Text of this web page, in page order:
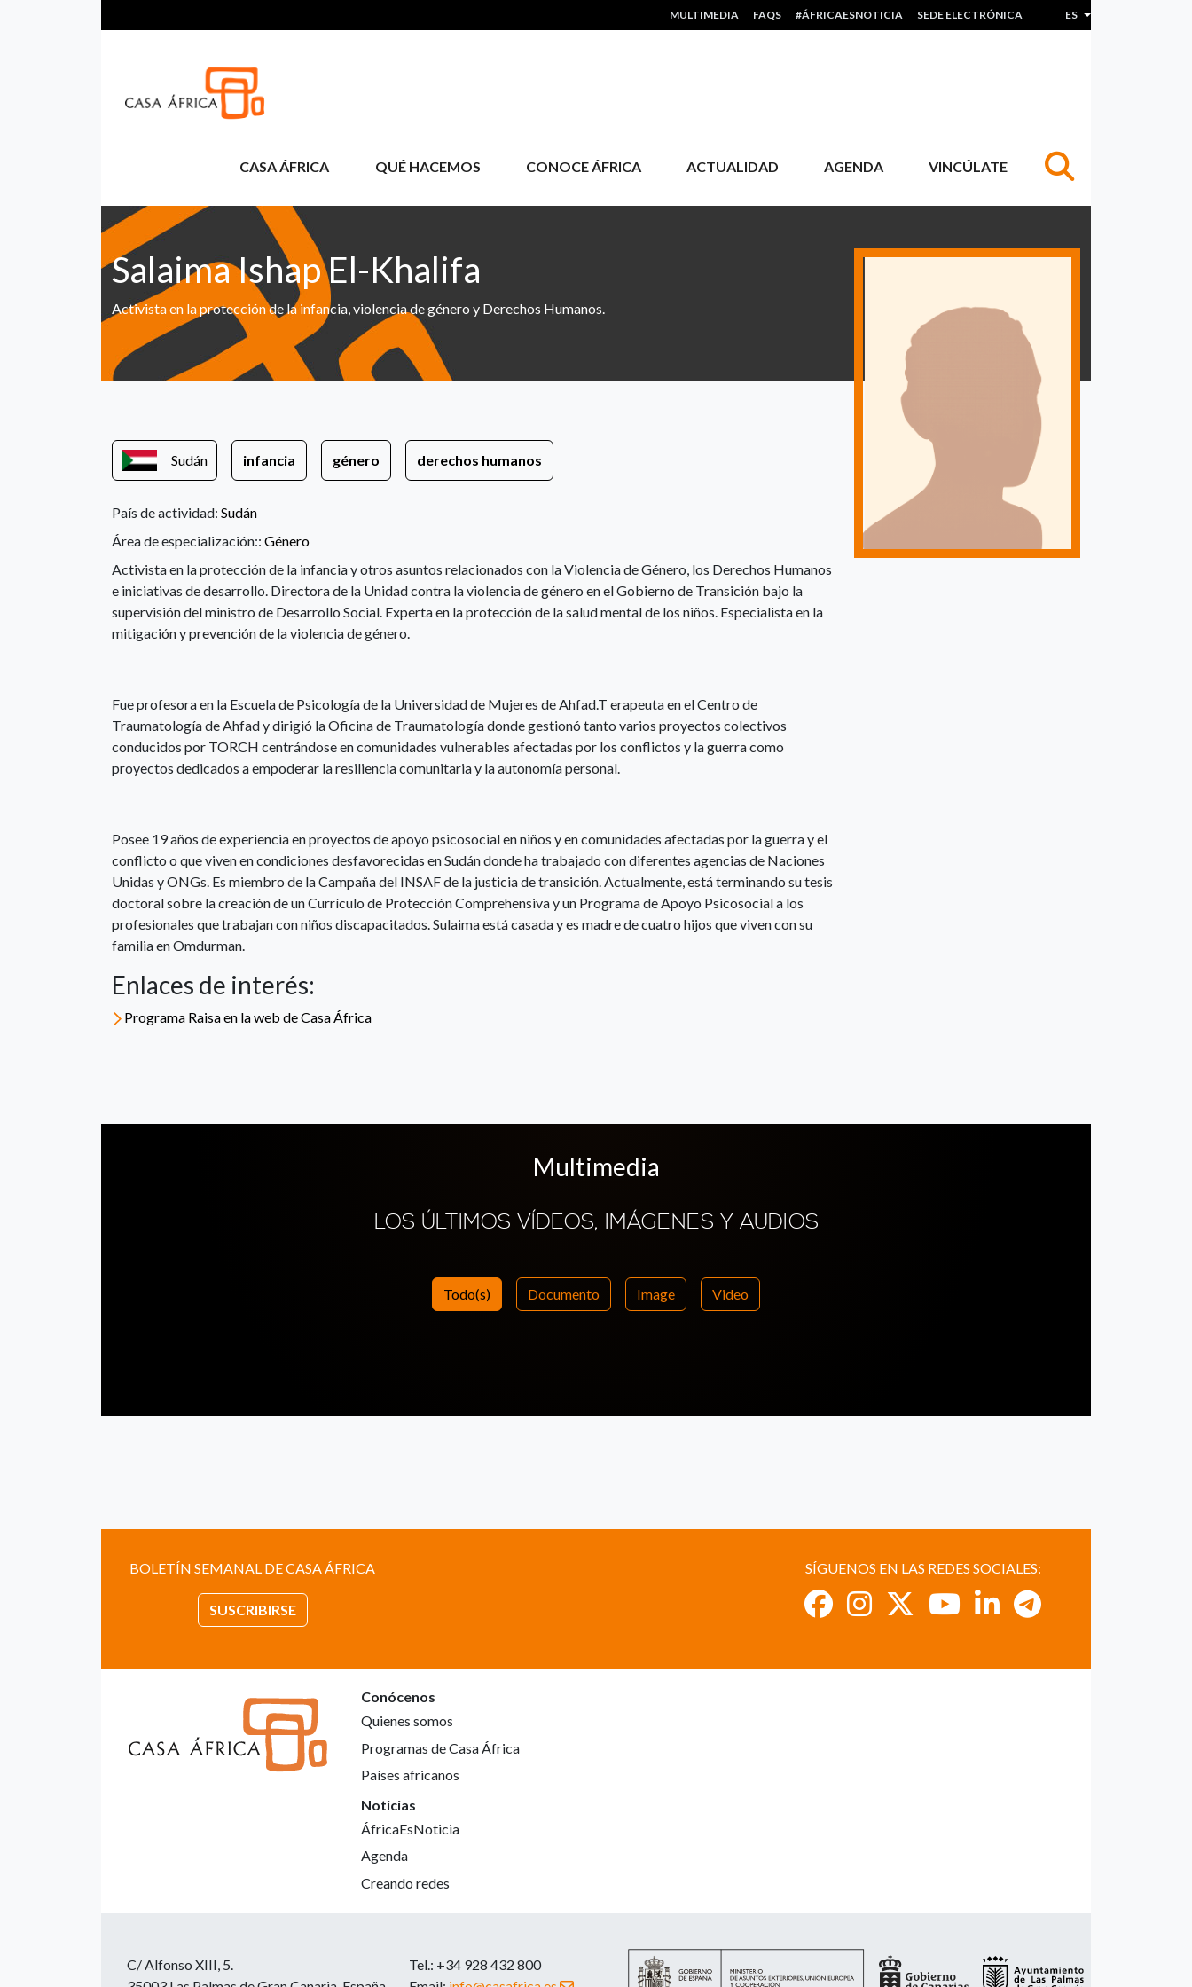
HEADER MENU
MULTIMEDIA FAQS #ÁFRICAESNOTICIA SEDE ELECTRÓNICA ES Lista adicional de
CASA ÁFRICA QUÉ HACEMOS CONOCE ÁFRICA ACTUALIDAD AGENDA VINCÚLATE
Salaima Ishap El-Khalifa
Activista en la protección de la infancia, violencia de género y Derechos Humanos.
Sudán infancia género derechos humanos
País de actividad: Sudán
Área de especialización:: Género
Activista en la protección de la infancia y otros asuntos relacionados con la Violencia de Género, los Derechos Humanos
e iniciativas de desarrollo. Directora de la Unidad contra la violencia de género en el Gobierno de Transición bajo la
supervisión del ministro de Desarrollo Social. Experta en la protección de la salud mental de los niños. Especialista en la
mitigación y prevención de la violencia de género.
Fue profesora en la Escuela de Psicología de la Universidad de Mujeres de Ahfad.T erapeuta en el Centro de
Traumatología de Ahfad y dirigió la Oficina de Traumatología donde gestionó tanto varios proyectos colectivos
conducidos por TORCH centrándose en comunidades vulnerables afectadas por los conflictos y la guerra como
proyectos dedicados a empoderar la resiliencia comunitaria y la autonomía personal.
Posee 19 años de experiencia en proyectos de apoyo psicosocial en niños y en comunidades afectadas por la guerra y el
conflicto o que viven en condiciones desfavorecidas en Sudán donde ha trabajado con diferentes agencias de Naciones
Unidas y ONGs. Es miembro de la Campaña del INSAF de la justicia de transición. Actualmente, está terminando su tesis
doctoral sobre la creación de un Currículo de Protección Comprehensiva y un Programa de Apoyo Psicosocial a los
profesionales que trabajan con niños discapacitados. Sulaima está casada y es madre de cuatro hijos que viven con su
familia en Omdurman.
Enlaces de interés:
Programa Raisa en la web de Casa África
Multimedia
LOS ÚLTIMOS VÍDEOS, IMÁGENES Y AUDIOS
Todo(s) Documento Image Video
BOLETÍN SEMANAL DE CASA ÁFRICA
SUSCRIBIRSE
SÍGUENOS EN LAS REDES SOCIALES:
Conócenos
Quienes somos
Programas de Casa África
Países africanos
Noticias
ÁfricaEsNoticia
Agenda
Creando redes
C/ Alfonso XIII, 5.
Tel.: +34 928 432 800